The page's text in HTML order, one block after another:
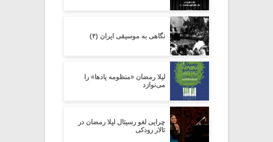
نگاهی به موسیقی ایران (۴)
لیلا رمضان «منظومه یادها» را
می‌نوازد
چرایی لغو رسیتال لیلا رمضان در
تالار رودکی